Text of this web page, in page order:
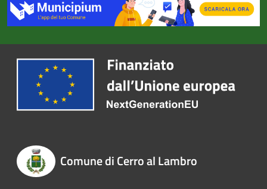
Comune di Cerro al Lambro